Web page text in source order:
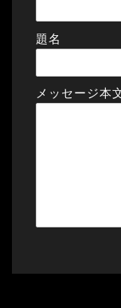
題名
メッセージ本